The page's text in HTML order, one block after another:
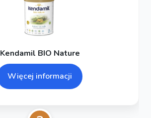
Kendamil BIO Nature
Więcej informacji